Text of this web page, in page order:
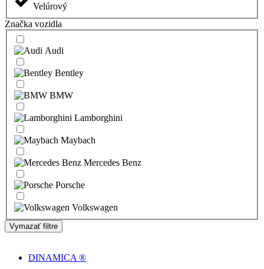
Velúrový
Značka vozidla
Audi
Bentley
BMW
Lamborghini
Maybach
Mercedes Benz
Porsche
Volkswagen
Vymazať filtre
DINAMICA ®